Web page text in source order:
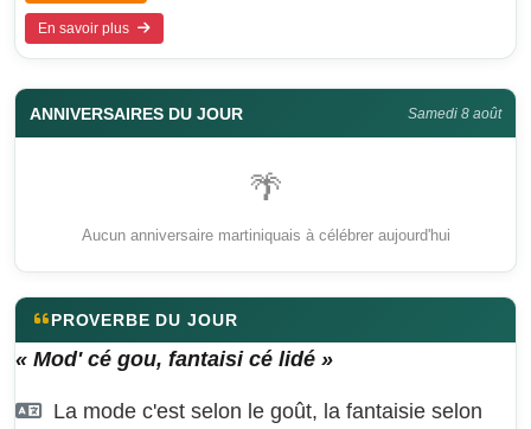
En savoir plus
ANNIVERSAIRES DU JOUR Samedi 8 août
🌴
Aucun anniversaire martiniquais à célébrer aujourd'hui
PROVERBE DU JOUR
« Mod' cé gou, fantaisi cé lidé »
La mode c'est selon le goût, la fantaisie selon